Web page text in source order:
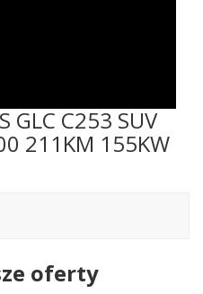
GLC C253 SUV
211KM 155KW
oferty